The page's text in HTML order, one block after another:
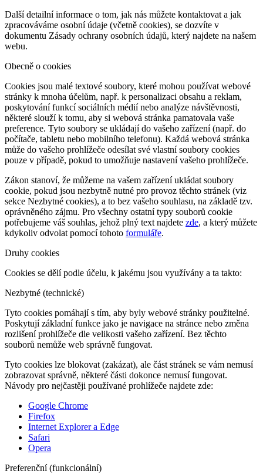
Další detailní informace o tom, jak nás můžete kontaktovat a jak
zpracováváme osobní údaje (včetně cookies), se dozvíte v
dokumentu Zásady ochrany osobních údajů, který najdete na našem
webu.
Obecně o cookies
Cookies jsou malé textové soubory, které mohou používat webové
stránky k mnoha účelům, např. k personalizaci obsahu a reklam,
poskytování funkcí sociálních médií nebo analýze návštěvnosti,
některé slouží k tomu, aby si webová stránka pamatovala vaše
preference. Tyto soubory se ukládají do vašeho zařízení (např. do
počítače, tabletu nebo mobilního telefonu). Každá webová stránka
může do vašeho prohlížeče odesílat své vlastní soubory cookies
pouze v případě, pokud to umožňuje nastavení vašeho prohlížeče.
Zákon stanoví, že můžeme na vašem zařízení ukládat soubory
cookie, pokud jsou nezbytně nutné pro provoz těchto stránek (viz
sekce Nezbytné cookies), a to bez vašeho souhlasu, na základě tzv.
oprávněného zájmu. Pro všechny ostatní typy souborů cookie
potřebujeme váš souhlas, jehož plný text najdete zde, a který můžete
kdykoliv odvolat pomocí tohoto formuláře.
Druhy cookies
Cookies se dělí podle účelu, k jakému jsou využívány a ta takto:
Nezbytné (technické)
Tyto cookies pomáhají s tím, aby byly webové stránky použitelné.
Poskytují základní funkce jako je navigace na stránce nebo změna
rozlišení prohlížeče dle velikosti vašeho zařízení. Bez těchto
souborů nemůže web správně fungovat.
Tyto cookies lze blokovat (zakázat), ale část stránek se vám nemusí
zobrazovat správně, některé části dokonce nemusí fungovat.
Návody pro nejčastěji používané prohlížeče najdete zde:
Google Chrome
Firefox
Internet Explorer a Edge
Safari
Opera
Preferenční (funkcionální)